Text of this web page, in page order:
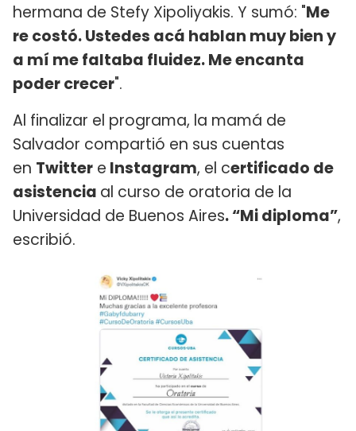
hermana de Stefy Xipoliyakis. Y sumó: "Me
re costó. Ustedes acá hablan muy bien y
a mí me faltaba fluidez. Me encanta
poder crecer".
Al finalizar el programa, la mamá de
Salvador compartió en sus cuentas
en Twitter e Instagram, el certificado de
asistencia al curso de oratoria de la
Universidad de Buenos Aires. “Mi diploma”,
escribió.